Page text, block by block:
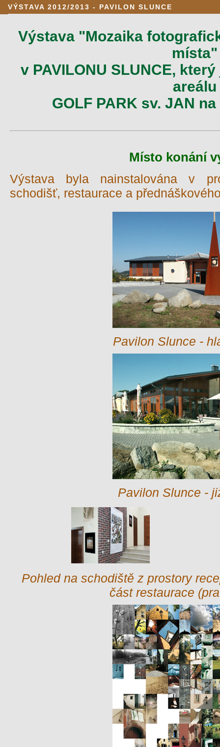
VÝSTAVA 2012/2013 - PAVILON SLUNCE
Výstava "Mozaika
místa"
v PAVILONU SLUNCE,
areálu
GOLF PARK sv. JAN
Místo konání
Výstava byla nainstalována v
schodišť, restaurace a
Pavilon Slunce -
Pavilon Slunce -
Pohled na schodiště z prostory
část restaurace